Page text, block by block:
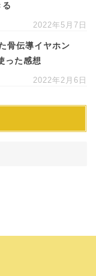
2022年5月7日
骨伝導イヤホン
った感想
2022年2月6日